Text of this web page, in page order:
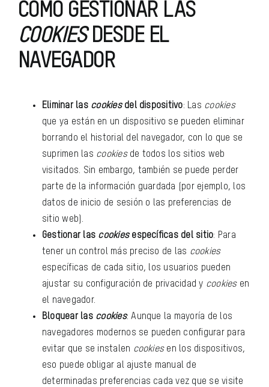
CÓMO GESTIONAR LAS
COOKIESDESDE EL
NAVEGADOR
Eliminar las cookies del dispositivo: Las cookies
que ya están en un dispositivo se pueden eliminar
borrando el historial del navegador, con lo que se
suprimen las cookies de todos los sitios web
visitados. Sin embargo, también se puede perder
parte de la información guardada (por ejemplo, los
datos de inicio de sesión o las preferencias de
sitio web).
Gestionar las cookies específicas del sitio: Para
tener un control más preciso de las cookies
específicas de cada sitio, los usuarios pueden
ajustar su configuración de privacidad y cookies en
el navegador.
Bloquear las cookies: Aunque la mayoría de los
navegadores modernos se pueden configurar para
evitar que se instalen cookies en los dispositivos,
eso puede obligar al ajuste manual de
determinadas preferencias cada vez que se visite